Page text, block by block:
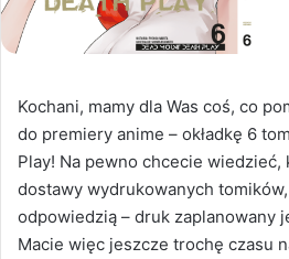
Kochani, mamy dla Was coś, co
do premiery anime – okładkę 6
Play! Na pewno chcecie
dostawy wydrukowanych
odpowiedzią – druk zaplanowany
Macie więc jeszcze trochę czasu